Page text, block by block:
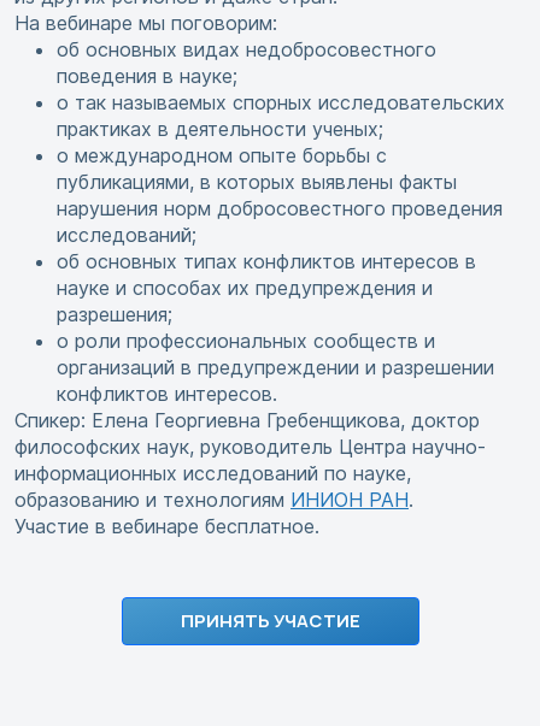
На вебинаре мы поговорим:
об основных видах недобросовестного
поведения в науке;
о так называемых спорных исследовательских
практиках в деятельности ученых;
о международном опыте борьбы с
публикациями, в которых выявлены факты
нарушения норм добросовестного проведения
исследований;
об основных типах конфликтов интересов в
науке и способах их предупреждения и
разрешения;
о роли профессиональных сообществ и
организаций в предупреждении и разрешении
конфликтов интересов.
Спикер: Елена Георгиевна Гребенщикова, доктор
философских наук, руководитель Центра научно-
информационных исследований по науке,
образованию и технологиям ИНИОН РАН.
Участие в вебинаре бесплатное.
ПРИНЯТЬ УЧАСТИЕ